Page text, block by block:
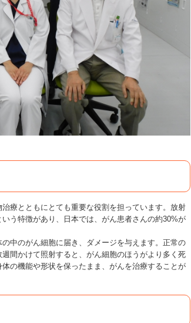
療とともにとても重要な役割を担っています。放射
う特徴があり、日本では、がん患者さんの約30%が
中のがん細胞に届き、ダメージを与えます。正常の
間かけて照射すると、がん細胞のほうがより多く死
の機能や形状を保ったまま、がんを治療することが